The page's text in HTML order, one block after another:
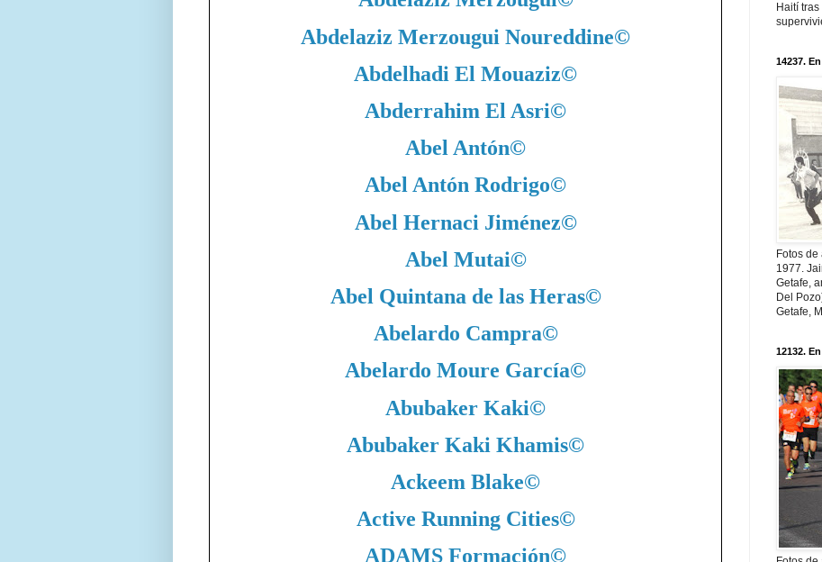
Abdelaziz Merzougui Noureddine©
Abdelhadi El Mouaziz©
Abderrahim El Asri©
Abel Antón©
Abel Antón Rodrigo©
Abel Hernaci Jiménez©
Abel Mutai©
Abel Quintana de las Heras©
Abelardo Campra©
Abelardo Moure García©
Abubaker Kaki©
Abubaker Kaki Khamis©
Ackeem Blake©
Active Running Cities©
ADAMS Formación©
Haití
14237.
Fotos
1977.
Getafe,
Del
Getafe,
12132.